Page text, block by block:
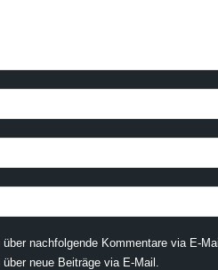
nachfolgende Kommentare via E-
neue Beiträge via E-Mail.